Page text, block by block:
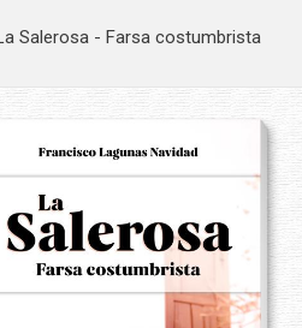
Salerosa - Farsa costumbrista